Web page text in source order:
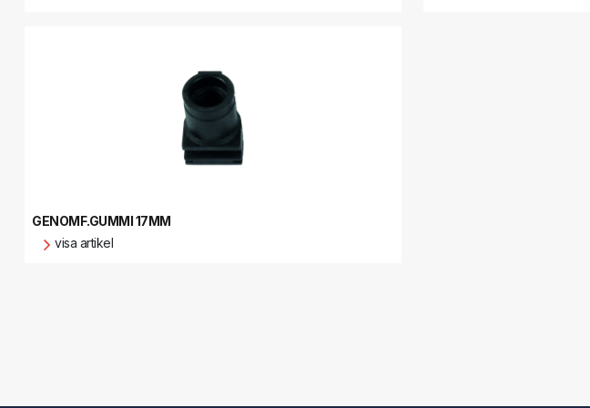
GENOMF.GUMMI 17MM
visa artikel